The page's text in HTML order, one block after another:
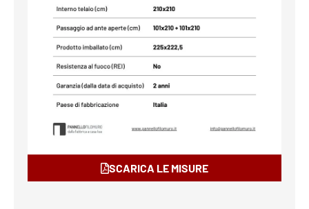
SCARICA LE MISURE